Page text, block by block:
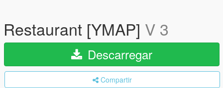
Restaurant [YMAP] V 3
Descarregar
Compartir